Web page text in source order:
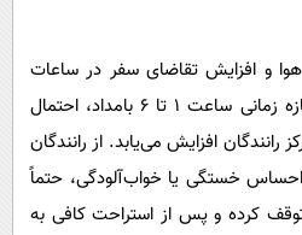
و افزایش تقاضای سفر در ساعات
خنک‌تر شبانه‌روز، به‌ویژه در بازه زمانی ساعت ۱ تا ۶ بامداد، احتمال
افزایش می‌یابد. از رانندگان
خستگی یا خواب‌آلودگی، حتماً
کرده و پس از استراحت کافی به